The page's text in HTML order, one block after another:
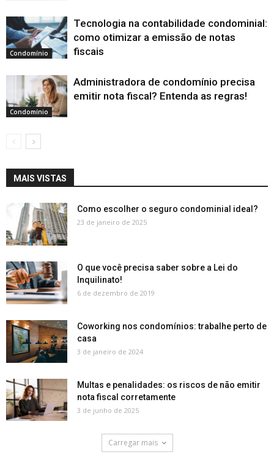
Condomínio
Tecnologia na contabilidade condominial:
como otimizar a emissão de notas
fiscais
Condomínio
Administradora de condomínio precisa
emitir nota fiscal? Entenda as regras!
MAIS VISTAS
Como escolher o seguro condominial ideal?
23 de janeiro de 2025
O que você precisa saber sobre a Lei do
Inquilinato!
6 de dezembro de 2019
Coworking nos condomínios: trabalhe perto de
casa
3 de janeiro de 2024
Multas e penalidades: os riscos de não emitir
nota fiscal corretamente
3 de junho de 2025
Carregar mais